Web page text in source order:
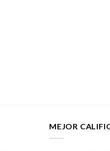
MEJOR